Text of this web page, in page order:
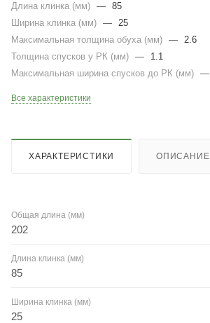
Длина клинка (мм) — 85
Ширина клинка (мм) — 25
Максимальная толщина обуха (мм) — 2.6
Толщина спусков у РК (мм) —
1.1
Максимальная ширина спусков до РК (мм) —
Все характеристики
ХАРАКТЕРИСТИКИ ОПИСАНИЕ
Общая длина (мм)
202
Длина клинка (мм)
85
Ширина клинка (мм)
25